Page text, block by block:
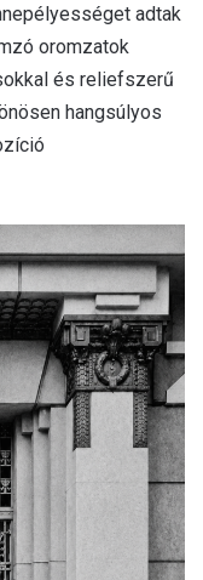
adtak
oromzatok
és reliefszerű
hangsúlyos